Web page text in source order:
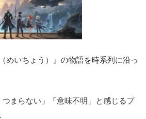
めいちょう）』の物語を時系列に沿っ
つまらない」「意味不明」と感じるプ